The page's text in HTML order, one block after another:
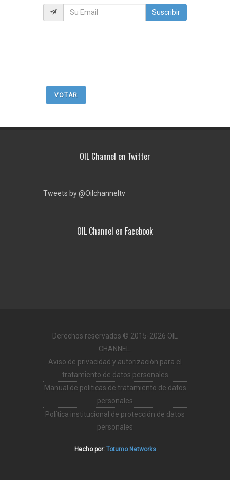
Suscribir
VOTAR
OIL Channel en Twitter
Tweets by @Oilchanneltv
OIL Channel en Facebook
Derechos reservados © 2015-2026 OIL
CHANNEL.
Aviso de privacidad y autorización para el
tratamiento de datos personales
Manual de politicas de tratamiento de datos
personales
Política institucional de protección de datos
personales
Hecho por: Totumo Networks